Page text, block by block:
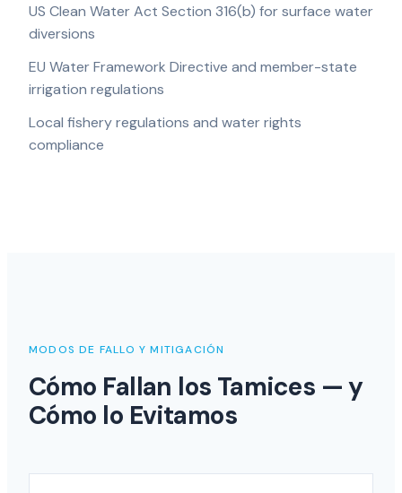
US Clean Water Act Section 316(b) for surface water
diversions
EU Water Framework Directive and member-state
irrigation regulations
Local fishery regulations and water rights
compliance
MODOS DE FALLO Y MITIGACIÓN
Cómo Fallan los Tamices — y
Cómo lo Evitamos